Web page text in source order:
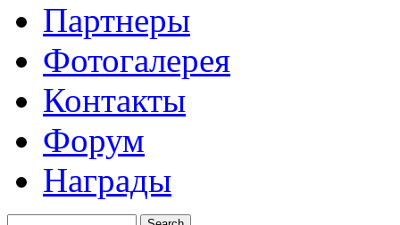
Партнеры
Фотогалерея
Контакты
Форум
Награды